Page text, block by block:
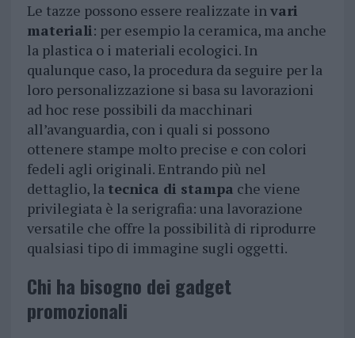
Le tazze possono essere realizzate invari
materiali: per esempio la ceramica, ma anche
la plastica o i materiali ecologici. In
qualunque caso, la procedura da seguire per la
loro personalizzazione si basa su lavorazioni
ad hoc rese possibili da macchinari
all’avanguardia, con i quali si possono
ottenere stampe molto precise e con colori
fedeli agli originali. Entrando più nel
dettaglio, la tecnica di stampa che viene
privilegiata è la serigrafia: una lavorazione
versatile che offre la possibilità di riprodurre
qualsiasi tipo di immagine sugli oggetti.
Chi ha bisogno dei gadget
promozionali